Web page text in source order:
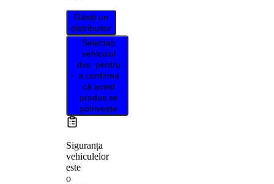
Găsiți un
distribuitor
Selectați
vehiculul
dvs. pentru
a confirma
că acest
produs se
potrivește
Siguranța
vehiculelor
este
o